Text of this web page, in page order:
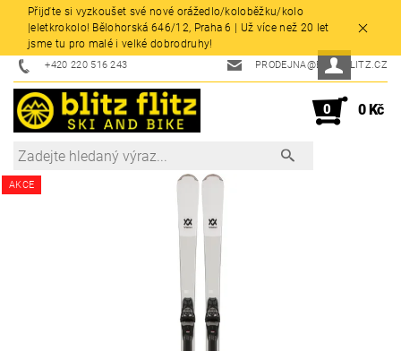
Přijďte si vyzkoušet své nové orážedlo/koloběžku/kolo
|eletkrokolo! Bělohorská 646/12, Praha 6 | Už více než 20 let
jsme tu pro malé i velké dobrodruhy!
+420 220 516 243 PRODEJNA@BLITZFLITZ.CZ
0 0 Kč
AKCE